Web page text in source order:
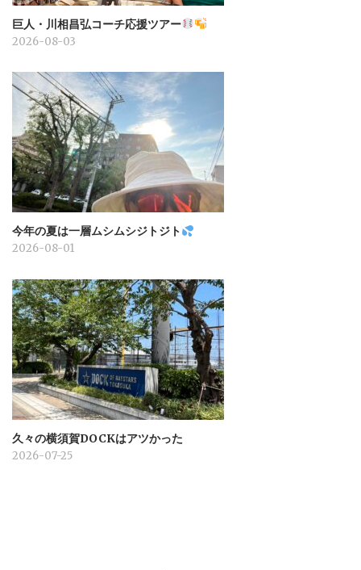
巨人・川相昌弘コーチ応援ツアー
2026-08-03
今年の夏は一層ムシムシジトジト
2026-08-01
久々の横須賀DOCKはアツかった
2026-07-25